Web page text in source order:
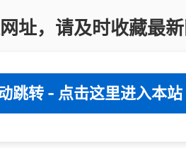
址，请及时收藏最
跳转 - 点击这里进入本站